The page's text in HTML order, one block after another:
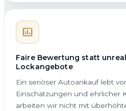
Faire Bewertung statt
Lockangebote
Ein seriöser Autoankauf lebt
Einschätzungen und ehrlicher
arbeiten wir nicht mit